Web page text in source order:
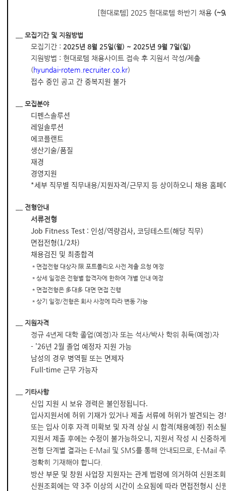
[현대로템] 2025 현대로템 하반기 채용
모집기간 및 지원방법
모집기간 : 2025년 8월 25일(월) ~ 2025년 9월 7일(일)
지원방법 : 현대로템 채용사이트 접속 후 지원서 작성/제출
(hyundai-rotem.recruiter.co.kr)
접수 중인 공고 간 중복지원 불가
모집분야
디펜스솔루션
레일솔루션
에코플랜트
생산기술/품질
재경
경영지원
*세부 직무별 직무내용/지원자격/근무지 등 상이하오니 채용 홈페
전형안내
서류전형
Job Fitness Test : 인성/역량검사, 코딩테스트(해당 직무)
면접전형(1/2차)
채용검진 및 최종합격
＊면접전형 대상자 限 포트폴리오 사전 제출 요청 예정
＊상세 일정은 전형별 합격자에 한하여 개별 안내 예정
＊면접전형은 多대多 대면 면접 진행
＊상기 일정/전형은 회사 사정에 따라 변동 가능
지원자격
정규 4년제 대학 졸업(예정)자 또는 석사/박사 학위 취득(예정)자
- '26년 2월 졸업 예정자 지원 가능
남성의 경우 병역필 또는 면제자
Full-time 근무 가능자
기타사항
신입 지원 시 보유 경력은 불인정됩니다.
입사지원서에 허위 기재가 있거나 제출 서류에 허위가 발견되는 경
또는 입사 이후 자격 미확보 및 자격 상실 시 합격(채용예정) 취소
지원서 제출 후에는 수정이 불가능하오니, 지원서 작성 시 신중하
전형 단계별 결과는 E-Mail 및 SMS를 통해 안내되므로, E-Mail
정확히 기재해야 합니다.
방산 부문 및 창원 사업장 지원자는 관계 법령에 의거하여 신원조
신원조회에는 약 3주 이상의 시간이 소요됨에 따라 면접전형시 신